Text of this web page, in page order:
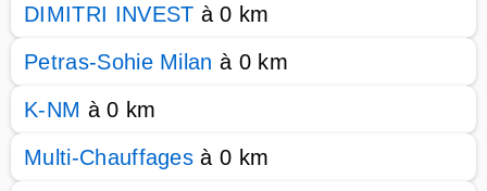
DIMITRI INVEST à 0 km
Petras-Sohie Milan à 0 km
K-NM à 0 km
Multi-Chauffages à 0 km